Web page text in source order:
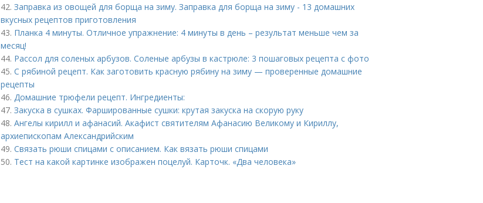
42. Заправка из овощей для борща на зиму. Заправка для борща на зиму - 13 домашних
вкусных рецептов приготовления
43. Планка 4 минуты. Отличное упражнение: 4 минуты в день – результат меньше чем за
месяц!
44. Рассол для соленых арбузов. Соленые арбузы в кастрюле: 3 пошаговых рецепта с фото
45. С рябиной рецепт. Как заготовить красную рябину на зиму — проверенные домашние
рецепты
46. Домашние трюфели рецепт. Ингредиенты:
47. Закуска в сушках. Фаршированные сушки: крутая закуска на скорую руку
48. Ангелы кирилл и афанасий. Акафист святителям Афанасию Великому и Кириллу,
архиепископам Александрийским
49. Связать рюши спицами с описанием. Как вязать рюши спицами
50. Тест на какой картинке изображен поцелуй. Карточк. «Два человека»